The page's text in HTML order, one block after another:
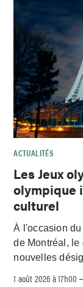
ACTUALITÉS
Les Jeux
olympique
culturel
À l'occasion
de Montréal, le
nouvelles
1 août 2026 à 17h00